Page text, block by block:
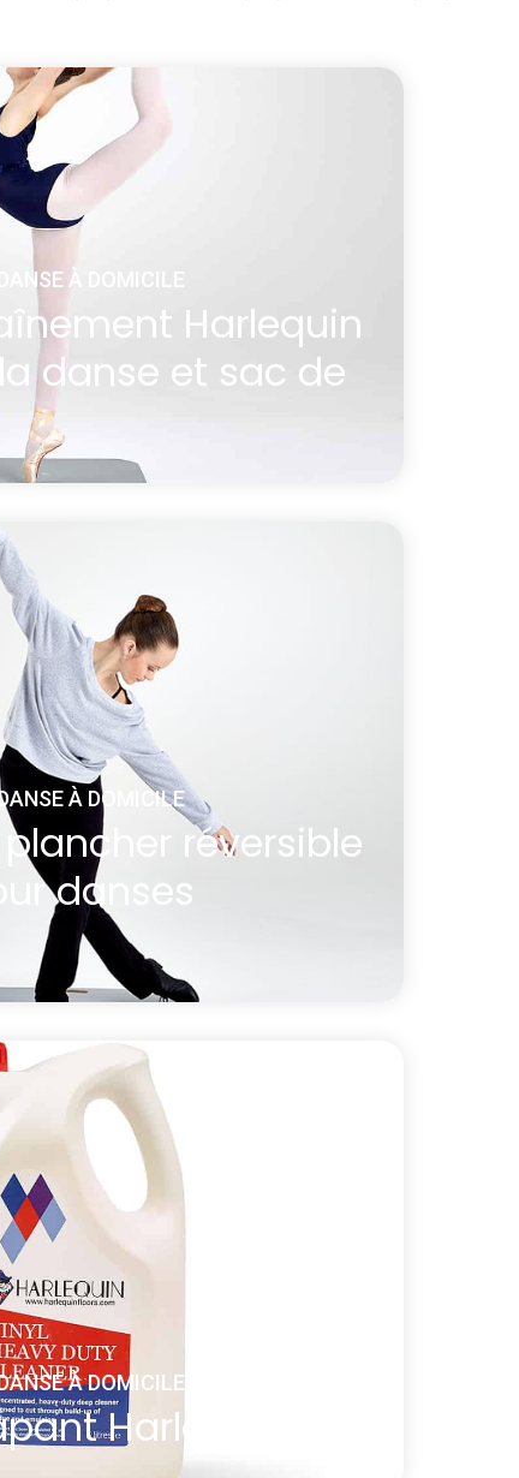
À DOMICILE
Harlequin
danse et sac de
Studio pour la danse de 1,5 m
conçu pour donner aux danseurs la
la maison.
Studio pour la danse et sac de transport
À DOMICILE
réversible
danses
Harlequin a été conçu
percussives. Il garantit un son
très bonne résistance. Une
les claquettes et tout autre type
vous !
Harlequin pour danses percussives
À DOMICILE
Harlequin